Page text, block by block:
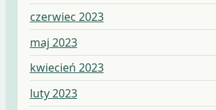
czerwiec 2023
maj 2023
kwiecień 2023
luty 2023